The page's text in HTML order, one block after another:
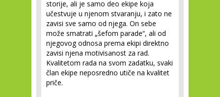
storije, ali je samo deo ekipe koja
učestvuje u njenom stvaranju, i zato ne
zavisi sve samo od njega. On sebe
može smatrati „šefom parade“, ali od
njegovog odnosa prema ekipi direktno
zavisi njena motivisanost za rad.
Kvalitetom rada na svom zadatku, svaki
član ekipe neposredno utiče na kvalitet
priče.